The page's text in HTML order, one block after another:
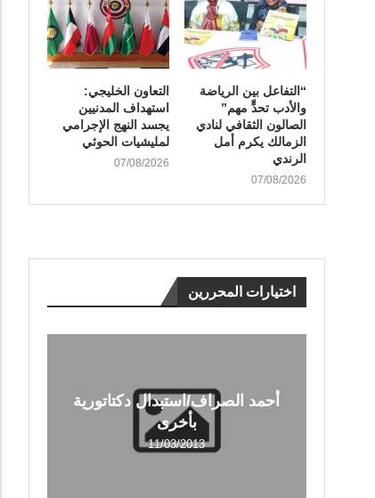
“التفاعل بين الرياضة
والأدب تحدٍّ مهم”
الصالون الثقافي لنادي
الزمالك يكرم أمل
الرندي
07/08/2026
التعاون الخليجي:
استهداف المدنيين
يجسد النهج الإجرامي
لمليشيات الحوثي
07/08/2026
اختيارات المحررين
أحمد الصراف/استبدال دكتاتورية
بأخرى
11/03/2013